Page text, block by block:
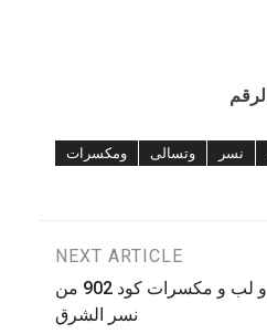
نسر وتسالى ومكسرات
NEXT ARTICLE
ماكينه تعبئه حبوب و لب و مكسرات كود 902 من
نسر الشرق